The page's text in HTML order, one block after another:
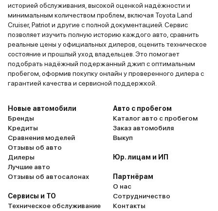
историей обслуживания, высокой оценкой надёжности и
минимальным количеством проблем, включая Toyota Land
Cruiser, Patriot и другие с полной документацией. Сервис
позволяет изучить полную историю каждого авто, сравнить
реальные цены у официальных дилеров, оценить техническое
состояние и прошлый уход владельцев. Это помогает
подобрать надёжный подержанный джип с оптимальным
пробегом, оформив покупку онлайн у проверенного дилера с
гарантией качества и сервисной поддержкой.
Новые автомобили
Бренды
Кредиты
Сравнения моделей
Отзывы об авто
Дилеры
Лучшие авто
Отзывы об автосалонах
Сервисы и ТО
Техническое обслуживание
Авто с пробегом
Каталог авто с пробегом
Заказ автомобиля
Выкуп
Юр. лицам и ИП
Партнёрам
О нас
Сотрудничество
Контакты